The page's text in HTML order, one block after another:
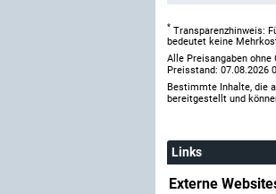
* Transparenzhinweis:
bedeutet keine
Alle Preisangaben ohne
Preisstand: 07.08.2026
Bestimmte Inhalte, die
bereitgestellt und
Links
Externe